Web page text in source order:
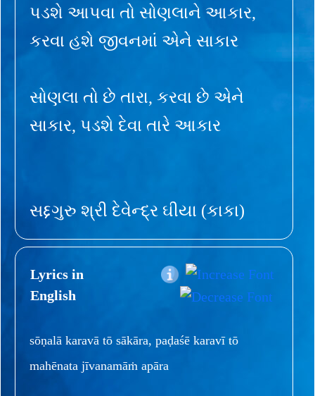
પડશે આપવા તો સોણલાને આકાર,
કરવા હશે જીવનમાં એને સાકાર
સોણલા તો છે તારા, કરવા છે એને
સાકાર, પડશે દેવા તારે આકાર
સદ્દગુરુ શ્રી દેવેન્દ્ર ઘીયા (કાકા)
Lyrics in
English
sōṇalā karavā tō sākāra, paḍaśē karavī tō
mahēnata jīvanamāṁ apāra